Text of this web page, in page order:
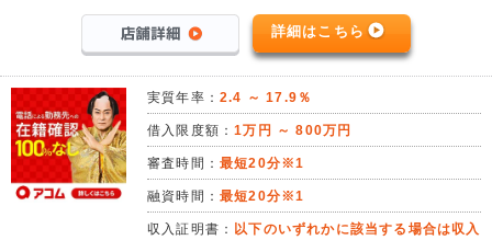
詳細はこちら
実質年率： 2.4 ～ 17.9％
借入限度額：1万円 ～ 800万円
審査時間： 最短20分※1
融資時間： 最短20分※1
収入証明書： 以下のいずれかに該当する場合は収入